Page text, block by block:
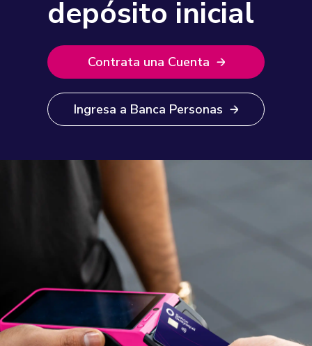
depósito inicial
Contrata una Cuenta
Ingresa a Banca Personas